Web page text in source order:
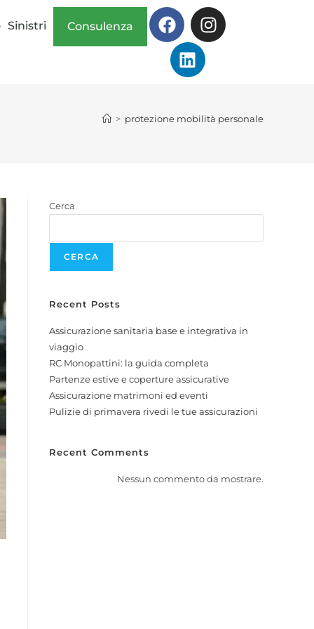
Sinistri Consulenza
> protezione mobilità personale
Cerca
CERCA
Recent Posts
Assicurazione sanitaria base e integrativa in
viaggio
RC Monopattini: la guida completa
Partenze estive e coperture assicurative
Assicurazione matrimoni ed eventi
Pulizie di primavera rivedi le tue assicurazioni
Recent Comments
Nessun commento da mostrare.